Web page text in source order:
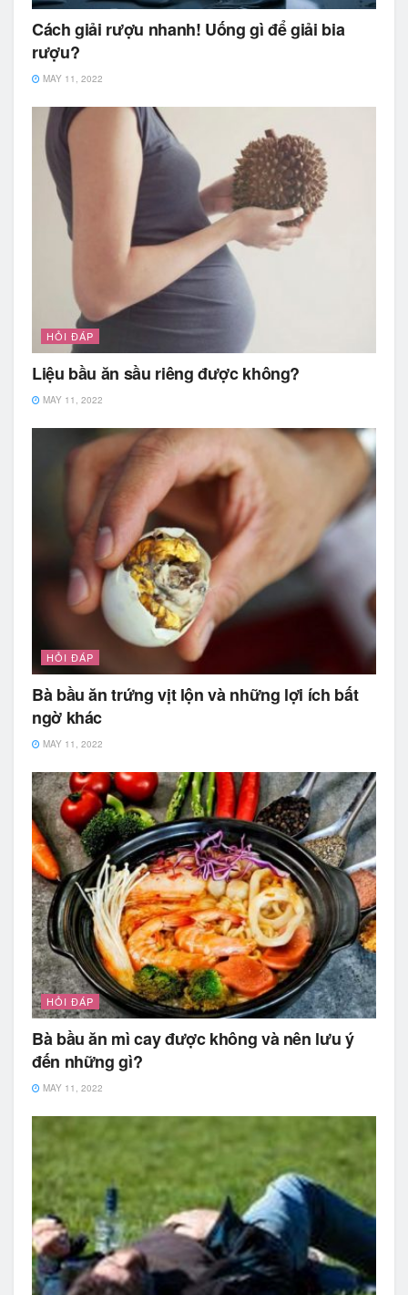
Cách giải rượu nhanh! Uống gì để giải bia
rượu?
MAY 11, 2022
HỎI ĐÁP
Liệu bầu ăn sầu riêng được không?
MAY 11, 2022
HỎI ĐÁP
Bà bầu ăn trứng vịt lộn và những lợi ích bất
ngờ khác
MAY 11, 2022
HỎI ĐÁP
Bà bầu ăn mì cay được không và nên lưu ý
đến những gì?
MAY 11, 2022